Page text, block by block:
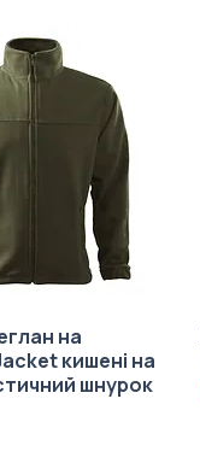
на
кишені на
шнурок